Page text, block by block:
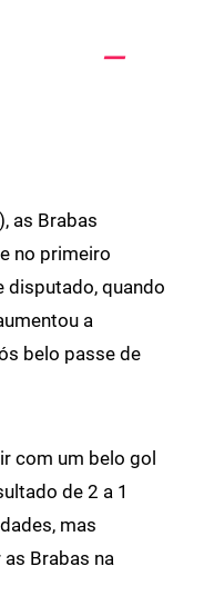
as Brabas
no primeiro
disputado, quando
a
belo passe de
com um belo gol
de 2 a 1
mas
Brabas na